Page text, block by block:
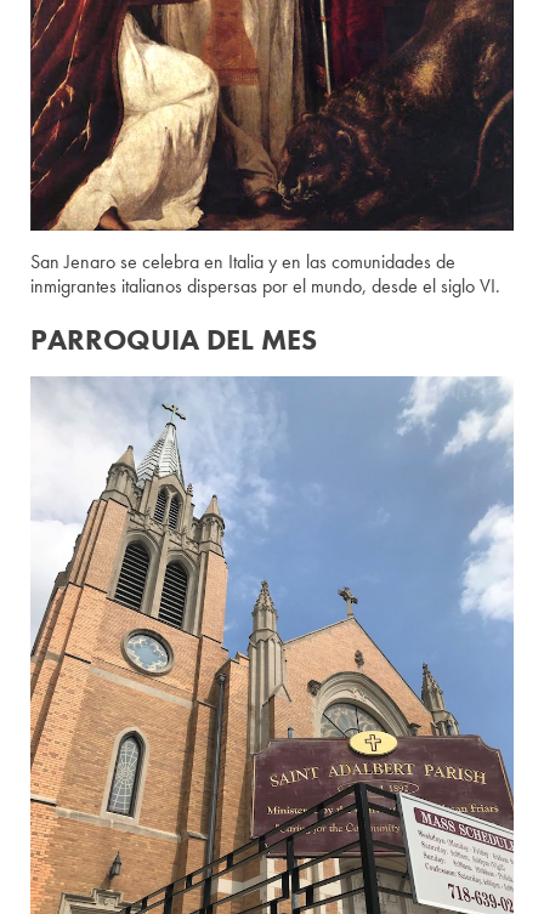
San Jenaro se celebra en Italia y en las comunidades de
inmigrantes italianos dispersas por el mundo, desde el siglo VI.
PARROQUIA DEL MES